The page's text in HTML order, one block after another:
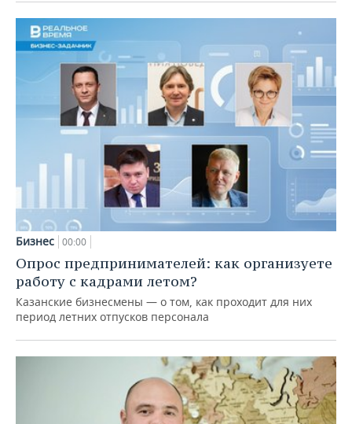
Бизнес 00:00
Опрос предпринимателей: как организуете
работу с кадрами летом?
Казанские бизнесмены — о том, как проходит для них
период летних отпусков персонала